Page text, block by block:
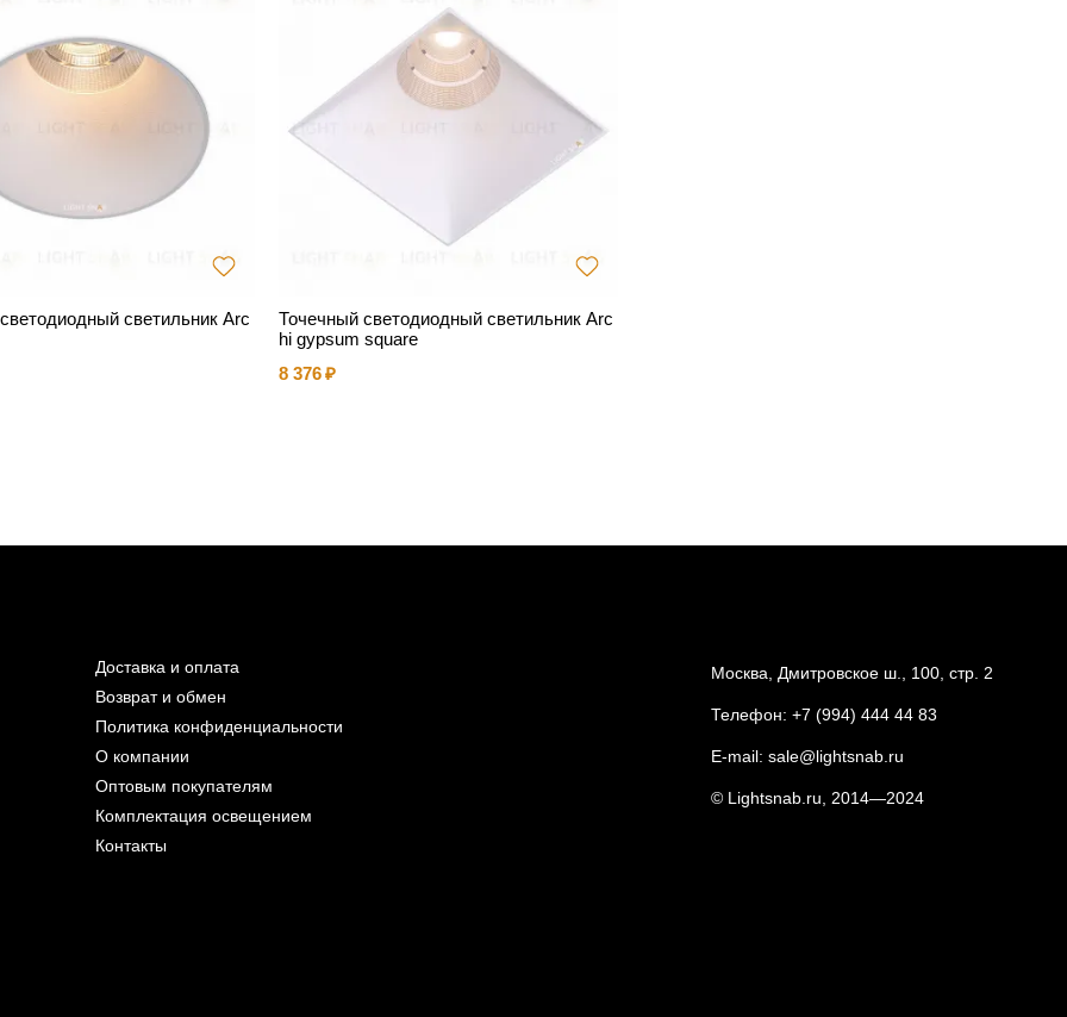
светильник Arc
Точечный светодиодный светильник Arc
hi gypsum square
8 376
Доставка и оплата
Возврат и обмен
Политика конфиденциальности
О компании
Оптовым покупателям
Комплектация освещением
Контакты
Москва, Дмитровское ш., 100, стр. 2
Телефон: +7 (994) 444 44 83
E-mail: sale@lightsnab.ru
© Lightsnab.ru, 2014—2024